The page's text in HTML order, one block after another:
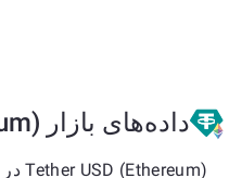
داده‌های بازار Tether USD (Ethereum)